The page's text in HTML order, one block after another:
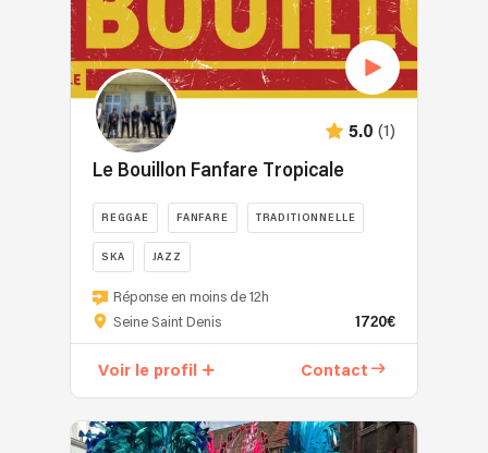
5.0 (1)
Le Bouillon Fanfare Tropicale
REGGAE FANFARE TRADITIONNELLE
SKA JAZZ
Réponse en moins de 12h
Seine Saint Denis
1720€
Voir le profil Contact